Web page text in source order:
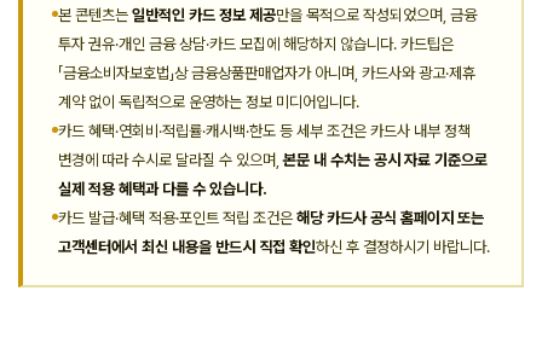
본 콘텐츠는 일반적인 카드 정보 제공만을 목적으로 작성되었으며, 금융
투자 권유·개인 금융 상담·카드 모집에 해당하지 않습니다. 카드팁은
「금융소비자보호법」상 금융상품판매업자가 아니며, 카드사와 광고·제휴
계약 없이 독립적으로 운영하는 정보 미디어입니다.
카드 혜택·연회비·적립률·캐시백·한도 등 세부 조건은 카드사 내부 정책
변경에 따라 수시로 달라질 수 있으며,본문 내 수치는 공시 자료 기준으로
실제 적용 혜택과 다를 수 있습니다.
카드 발급·혜택 적용·포인트 적립 조건은 해당 카드사 공식 홈페이지 또는
고객센터에서 최신 내용을 반드시 직접 확인하신 후 결정하시기 바랍니다.